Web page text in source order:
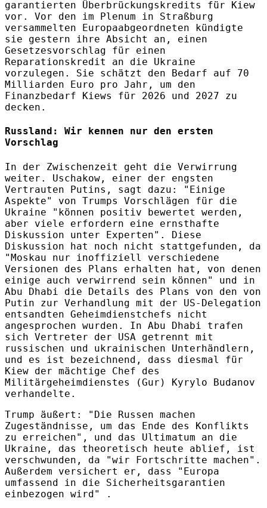
garantierten Überbrückungskredits für Kiew
vor. Vor den im Plenum in Straßburg
versammelten Europaabgeordneten kündigte
sie gestern ihre Absicht an, einen
Gesetzesvorschlag für einen
Reparationskredit an die Ukraine
vorzulegen. Sie schätzt den Bedarf auf 70
Milliarden Euro pro Jahr, um den
Finanzbedarf Kiews für 2026 und 2027 zu
decken.
Russland: Wir kennen nur den ersten
Vorschlag
In der Zwischenzeit geht die Verwirrung
weiter. Uschakow, einer der engsten
Vertrauten Putins, sagt dazu: "Einige
Aspekte" von Trumps Vorschlägen für die
Ukraine "können positiv bewertet werden,
aber viele erfordern eine ernsthafte
Diskussion unter Experten". Diese
Diskussion hat noch nicht stattgefunden, da
"Moskau nur inoffiziell verschiedene
Versionen des Plans erhalten hat, von denen
einige auch verwirrend sein können" und in
Abu Dhabi die Details des Plans von den von
Putin zur Verhandlung mit der US-Delegation
entsandten Geheimdienstchefs nicht
angesprochen wurden. In Abu Dhabi trafen
sich Vertreter der USA getrennt mit
russischen und ukrainischen Unterhändlern,
und es ist bezeichnend, dass diesmal für
Kiew der mächtige Chef des
Militärgeheimdienstes (Gur) Kyrylo Budanov
verhandelte.
Trump äußert: "Die Russen machen
Zugeständnisse, um das Ende des Konflikts
zu erreichen", und das Ultimatum an die
Ukraine, das theoretisch heute ablief, ist
verschwunden, da "wir Fortschritte machen".
Außerdem versichert er, dass "Europa
umfassend in die Sicherheitsgarantien
einbezogen wird" .